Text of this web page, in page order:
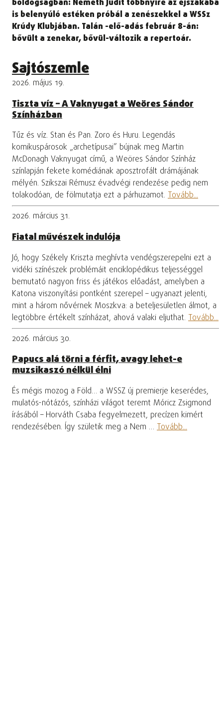
boldogságban: Németh Judit többnyire az éjszakába
is belenyúló estéken próbál a zenészekkel a WSSz
Krúdy Klubjában. Talán -elő-adás február 8-án:
bővült a zenekar, bővül-változik a repertoár.
Sajtószemle
2026. május 19.
Tiszta víz – A Vaknyugat a Weöres Sándor
Színházban
Tűz és víz. Stan és Pan. Zoro és Huru. Legendás
komikuspárosok „archetípusai” bújnak meg Martin
McDonagh Vaknyugat című, a Weöres Sándor Színház
színlapján fekete komédiának aposztrofált drámájának
mélyén. Szikszai Rémusz évadvégi rendezése pedig nem
tolakodóan, de fölmutatja ezt a párhuzamot. Tovább...
2026. március 31.
Fiatal művészek indulója
Jó, hogy Székely Kriszta meghívta vendégszerepelni ezt a
vidéki színészek problémáit enciklopédikus teljességgel
bemutató nagyon friss és játékos előadást, amelyben a
Katona viszonyítási pontként szerepel – ugyanazt jelenti,
mint a három nővérnek Moszkva: a beteljesületlen álmot, a
legtöbbre értékelt színházat, ahová valaki eljuthat. Tovább...
2026. március 30.
Papucs alá törni a férfit, avagy lehet-e
muzsikaszó nélkül élni
És mégis mozog a Föld… a WSSZ új premierje keserédes,
mulatós-nótázós, színházi világot teremt Móricz Zsigmond
írásából – Horváth Csaba fegyelmezett, precízen kimért
rendezésében. Így születik meg a Nem … Tovább...